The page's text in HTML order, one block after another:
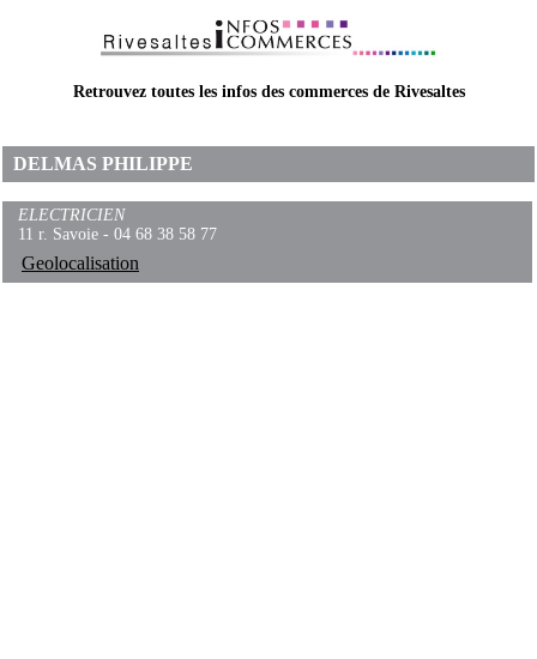
Retrouvez toutes les infos des commerces de Rivesaltes
DELMAS PHILIPPE
ELECTRICIEN
11 r. Savoie - 04 68 38 58 77
Geolocalisation